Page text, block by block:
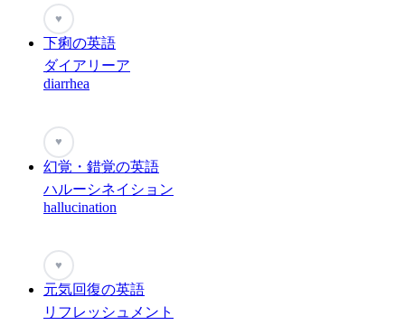
♥
下痢の英語
ダイアリーア
diarrhea
♥
幻覚・錯覚の英語
ハルーシネイション
hallucination
♥
元気回復の英語
リフレッシュメント